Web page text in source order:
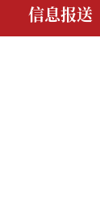
信息报送